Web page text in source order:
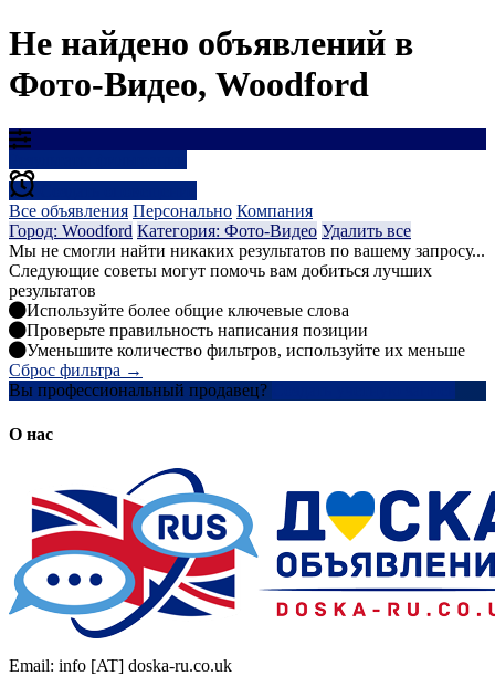
Не найдено объявлений в
Фото-Видео, Woodford
Все объявления Персонально Компания
Город: Woodford Категория: Фото-Видео Удалить все
Мы не смогли найти никаких результатов по вашему запросу...
Следующие советы могут помочь вам добиться лучших
результатов
Используйте более общие ключевые слова
Проверьте правильность написания позиции
Уменьшите количество фильтров, используйте их меньше
Сброс фильтра →
Вы профессиональный продавец?
О нас
Email: info [AT] doska-ru.co.uk